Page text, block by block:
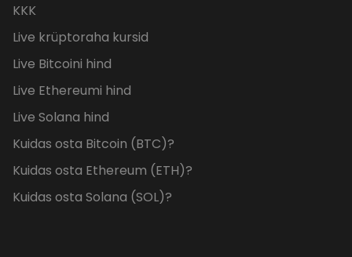
KKK
Live krüptoraha kursid
Live Bitcoini hind
Live Ethereumi hind
Live Solana hind
Kuidas osta Bitcoin (BTC)?
Kuidas osta Ethereum (ETH)?
Kuidas osta Solana (SOL)?